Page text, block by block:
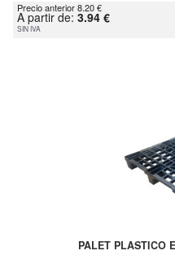
Precio anterior 8.20 €
A partir de: 3.94 €
SIN IVA
PALET PLASTICO